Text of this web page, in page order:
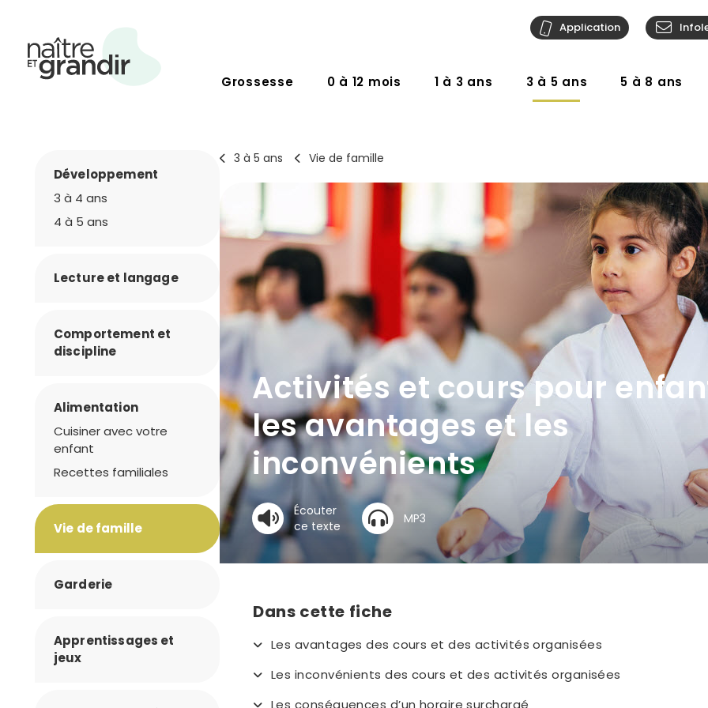
Grossesse 0 à 12 mois 1 à 3 ans 3 à 5 ans 5 à 8 ans
Application
3 à 5 ans Vie de famille
Activités et cours pour
les avantages et les
inconvénients
Écouter
ce texte
MP3
Dans cette fiche
Les avantages des cours et des activités organisées
Les inconvénients des cours et des activités organisées
Les conséquences d’un horaire surchargé
Développement
3 à 4 ans
4 à 5 ans
Lecture et langage
Comportement et
discipline
Alimentation
Cuisiner avec votre
enfant
Recettes familiales
Vie de famille
Garderie
Apprentissages et
jeux